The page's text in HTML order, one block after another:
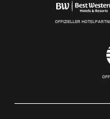
OFFIZIELLER